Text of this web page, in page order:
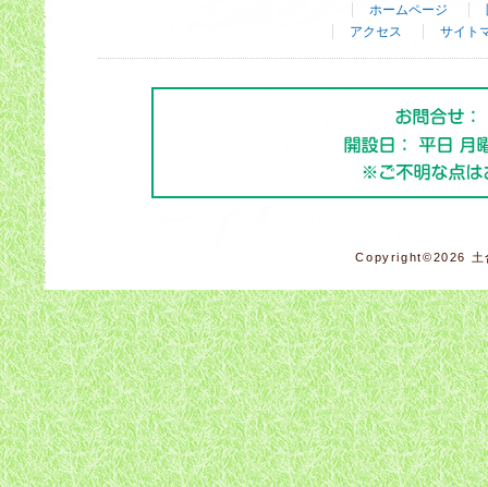
ホームページ
アクセス
サイト
Copyright©2026